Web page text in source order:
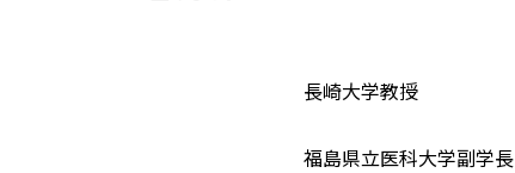
長崎大学教授
福島県立医科大学副学長